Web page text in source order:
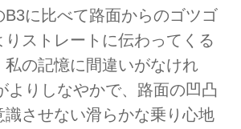
B3に比べて路面からのゴツゴ
りストレートに伝わってくる
私の記憶に間違いがなけれ
よりしなやかで、路面の凹凸
識させない滑らかな乗り心地